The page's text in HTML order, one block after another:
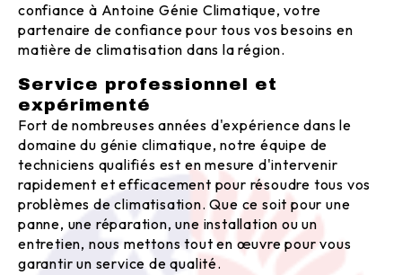
confiance à Antoine Génie Climatique, votre
partenaire de confiance pour tous vos besoins en
matière de climatisation dans la région.
Service professionnel et
expérimenté
Fort de nombreuses années d'expérience dans le
domaine du génie climatique, notre équipe de
techniciens qualifiés est en mesure d'intervenir
rapidement et efficacement pour résoudre tous vos
problèmes de climatisation. Que ce soit pour une
panne, une réparation, une installation ou un
entretien, nous mettons tout en œuvre pour vous
garantir un service de qualité.